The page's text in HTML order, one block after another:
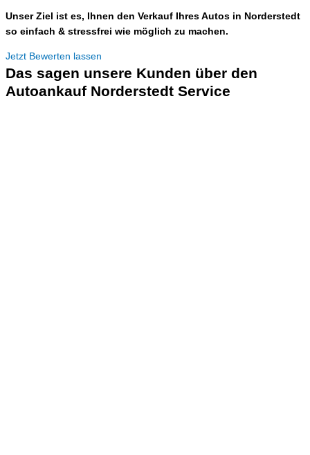
Unser Ziel ist es, Ihnen den Verkauf Ihres Autos in Norderstedt
so einfach & stressfrei wie möglich zu machen.
Jetzt Bewerten lassen
Das sagen unsere Kunden über den
Autoankauf Norderstedt Service